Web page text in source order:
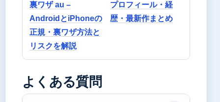
裏ワザ au –
AndroidとiPhoneの
正規・裏ワザ方法と
リスクを解説
プロフィール・経
歴・最新作まとめ
よくある質問